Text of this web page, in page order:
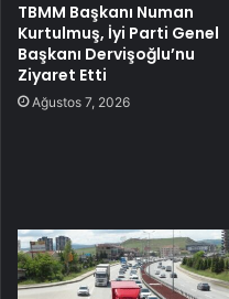
TBMM Başkanı Numan
Kurtulmuş, İyi Parti Genel
Başkanı Dervişoğlu’nu
Ziyaret Etti
Ağustos 7, 2026